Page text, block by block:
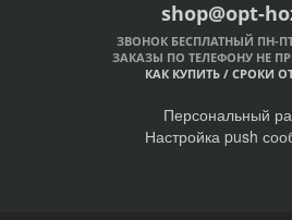
shop@opt-
ЗВОНОК БЕСПЛАТНЫЙ ПН-ПТ
ЗАКАЗЫ ПО ТЕЛЕФОНУ НЕ
КАК КУПИТЬ / СРОКИ
Персональный
Настройка push